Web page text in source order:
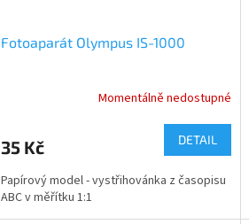
Fotoaparát Olympus IS-1000
Momentálně nedostupné
35 Kč DETAIL
Papírový model - vystřihovánka z časopisu
ABC v měřítku 1:1